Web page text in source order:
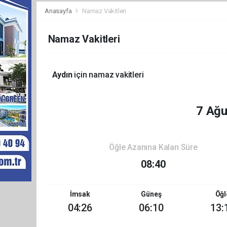
Anasayfa Namaz Vakitleri
Namaz Vakitleri
Aydıniçin namaz vakitleri
7
Öğle Azanına Kalan Süre
08:40
İmsak
04:26
Güneş
06:10